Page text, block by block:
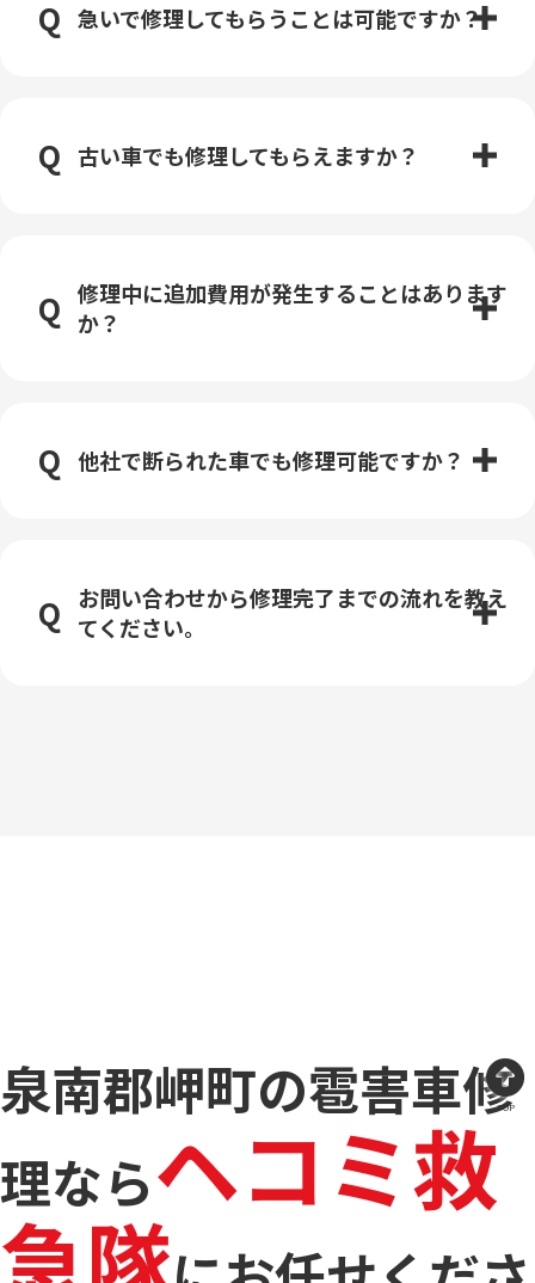
急いで修理してもらうことは可能ですか？
古い車でも修理してもらえますか？
修理中に追加費用が発生することはあります
か？
他社で断られた車でも修理可能ですか？
お問い合わせから修理完了までの流れを教え
てください。
泉南郡岬町の雹害車修
理ならヘコミ救TOP